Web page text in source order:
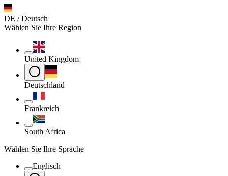
DE / Deutsch
Wählen Sie Ihre Region
United Kingdom
Deutschland
Frankreich
South Africa
Wählen Sie Ihre Sprache
Englisch